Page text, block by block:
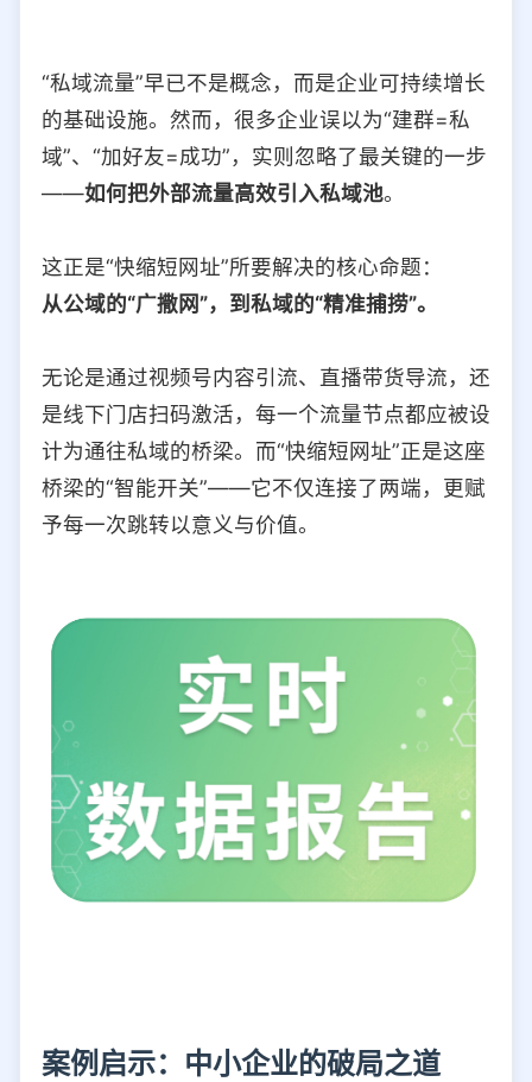
“私域流量”早已不是概念，而是企业可持续增长
的基础设施。然而，很多企业误以为“建群=私
域”、“加好友=成功”，实则忽略了最关键的一步
——如何把外部流量高效引入私域池。
这正是“快缩短网址”所要解决的核心命题：
从公域的“广撒网”，到私域的“精准捕捞”。
无论是通过视频号内容引流、直播带货导流，还
是线下门店扫码激活，每一个流量节点都应被设
计为通往私域的桥梁。而“快缩短网址”正是这座
桥梁的“智能开关”——它不仅连接了两端，更赋
予每一次跳转以意义与价值。
案例启示：中小企业的破局之道